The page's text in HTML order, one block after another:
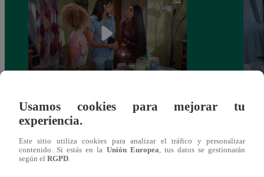
Valentina Valiente capítulo 44: Kathy y
Jenny atan cabos sobre la relación entre
Elsa y Wilfredo!
Usamos cookies para mejorar tu
experiencia.
Este sitio utiliza cookies para analizar el tráfico y personalizar
contenido. Si estás en la Unión Europea, tus datos se gestionarán
según el RGPD.